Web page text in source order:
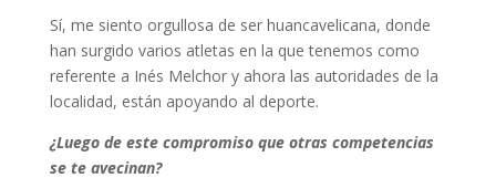
Sí, me siento orgullosa de ser huancavelicana, donde
han surgido varios atletas en la que tenemos como
referente a Inés Melchor y ahora las autoridades de la
localidad, están apoyando al deporte.
¿Luego de este compromiso que otras competencias
se te avecinan?